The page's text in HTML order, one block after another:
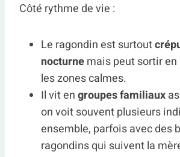
Côté rythme de vie :
Le ragondin est surtout
nocturnemais peut sortir
les zones calmes.
Il vit engroupes familiaux
on voit souvent plusieurs
ensemble, parfois avec des
ragondins qui suivent la